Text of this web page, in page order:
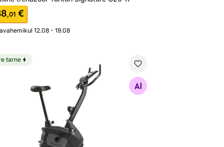
,01€
12.08 - 19.08
Tunturi Star Fit B100 Bike
Otsi sarnaseid
tarne